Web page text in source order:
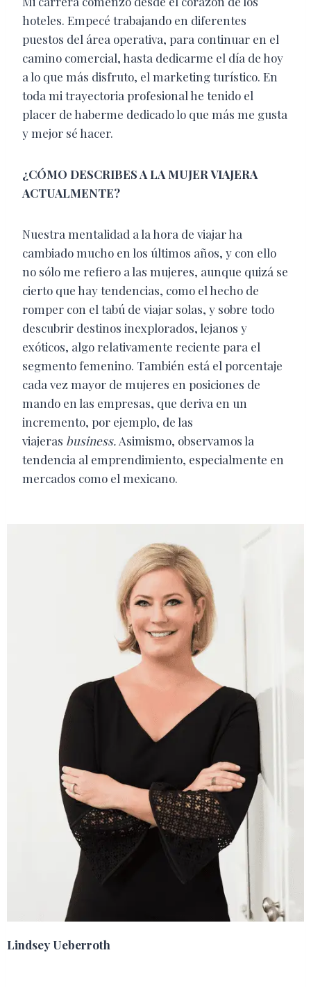
hoteles. Empecé trabajando en diferentes
puestos del área operativa, para continuar en el
camino comercial, hasta dedicarme el día de hoy
a lo que más disfruto, el marketing turístico. En
toda mi trayectoria profesional he tenido el
placer de haberme dedicado lo que más me gusta
y mejor sé hacer.
¿CÓMO DESCRIBES A LA MUJER VIAJERA
ACTUALMENTE?
Nuestra mentalidad a la hora de viajar ha
cambiado mucho en los últimos años, y con ello
no sólo me refiero a las mujeres, aunque quizá se
cierto que hay tendencias, como el hecho de
romper con el tabú de viajar solas, y sobre todo
descubrir destinos inexplorados, lejanos y
exóticos, algo relativamente reciente para el
segmento femenino. También está el porcentaje
cada vez mayor de mujeres en posiciones de
mando en las empresas, que deriva en un
incremento, por ejemplo, de las
viajeras business.Asimismo, observamos la
tendencia al emprendimiento, especialmente en
mercados como el mexicano.
Lindsey Ueberroth